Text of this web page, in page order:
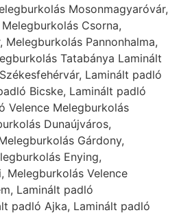
Mosonmagyaróvár,
Csorna,
Melegburkolás Pannonhalma,
Tatabánya Laminált
Laminált padló
Bicske, Laminált padló
Velence Melegburkolás
Dunaújváros,
Gárdony,
Enying,
Melegburkolás Velence
Laminált padló
padló Ajka, Laminált padló